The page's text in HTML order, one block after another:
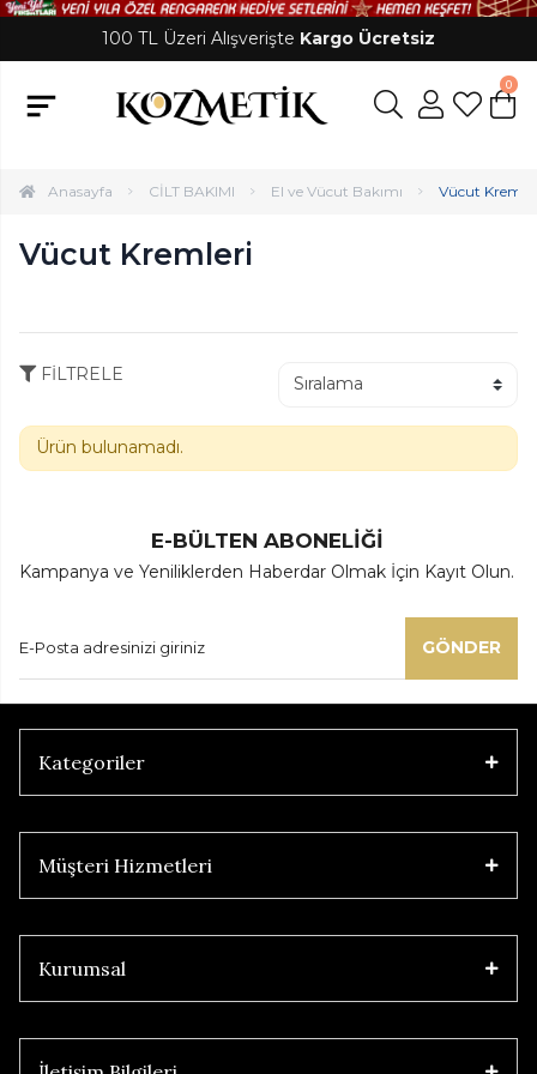
100 TL Üzeri Alışverişte Kargo Ücretsiz
0
Anasayfa CİLT BAKIMI El ve Vücut Bakımı Vücut
Vücut Kremleri
FİLTRELE
Ürün bulunamadı.
E-BÜLTEN ABONELİĞİ
Kampanya ve Yeniliklerden Haberdar Olmak İçin Kayıt Olun.
GÖNDER
Kategoriler
Müşteri Hizmetleri
Kurumsal